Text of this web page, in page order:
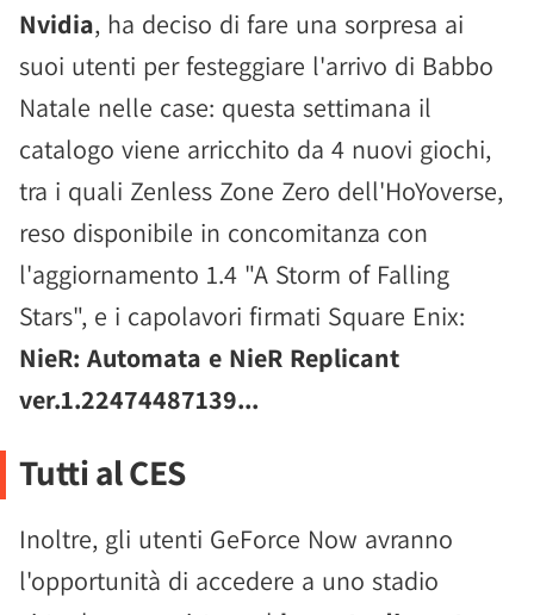
Nvidia, ha deciso di fare una sorpresa ai
suoi utenti per festeggiare l'arrivo di Babbo
Natale nelle case: questa settimana il
catalogo viene arricchito da 4 nuovi giochi,
tra i quali Zenless Zone Zero dell'HoYoverse,
reso disponibile in concomitanza con
l'aggiornamento 1.4 "A Storm of Falling
Stars", e i capolavori firmati Square Enix:
NieR: Automata e NieR Replicant
ver.1.22474487139...
Tutti al CES
Inoltre, gli utenti GeForce Now avranno
l'opportunità di accedere a uno stadio